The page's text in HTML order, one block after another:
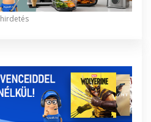
hirdetés